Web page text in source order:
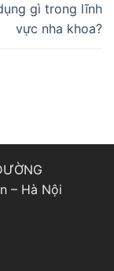
gì trong lĩnh
vực nha khoa?
– Hà Nội